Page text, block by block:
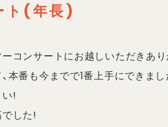
ト(年長)
コンサートにお越しいただきあ
本番も今までで1番上手にできま
!
した!